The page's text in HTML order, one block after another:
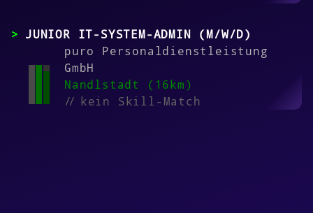
JUNIOR IT-SYSTEM-ADMIN (M/W/D)
puro Personaldienstleistung
GmbH
Nandlstadt (16km)
//kein Skill-Match